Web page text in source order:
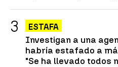
ESTAFA
Investigan a una
habría estafado a
"Se ha llevado todos